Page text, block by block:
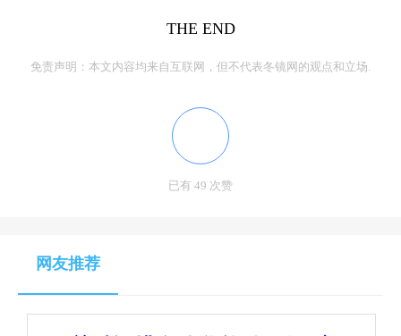
THE END
免责声明：本文内容均来自互联网，但不代表冬镜网的观点和立场.
已有 49 次赞
网友推荐